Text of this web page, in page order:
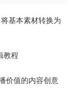
基本素材转换为
教程
价值的内容创意